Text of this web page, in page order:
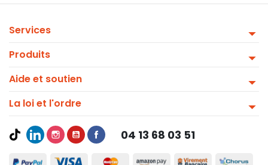
Services
Produits
Aide et soutien
La loi et l'ordre
04 13 68 03 51